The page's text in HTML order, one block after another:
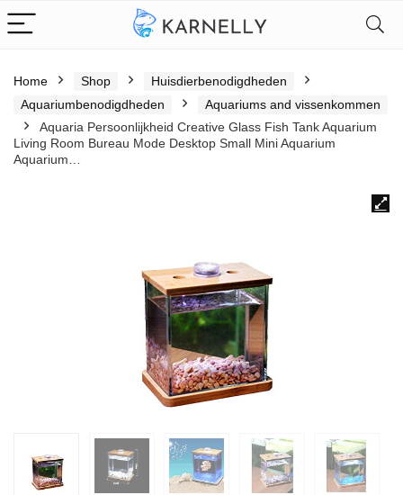
Home Shop
Huisdierbenodigdheden
Aquariumbenodigdheden
Aquariums and vissenkommen
Aquaria Persoonlijkheid Creative Glass Fish Tank Aquarium
Living Room Bureau Mode Desktop Small Mini Aquarium
Aquarium…